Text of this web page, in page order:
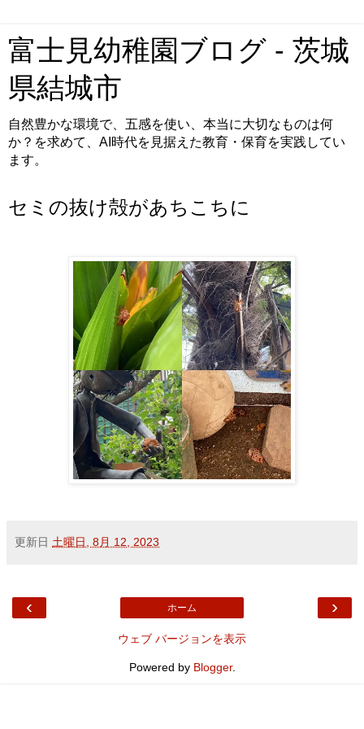
富士見幼稚園ブログ - 茨城
県結城市
自然豊かな環境で、五感を使い、本当に大切なものは何
か？を求めて、AI時代を見据えた教育・保育を実践してい
ます。
セミの抜け殻があちこちに
更新日 土曜日, 8月 12, 2023
‹ ›
ホーム
ウェブ バージョンを表示
Powered by Blogger.